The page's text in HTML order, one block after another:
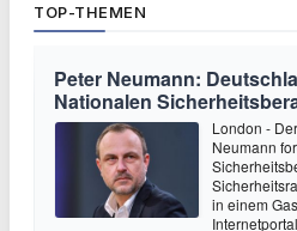
TOP-THEMEN
Peter Neumann:
Nationalen
London -
Neumann
in einem